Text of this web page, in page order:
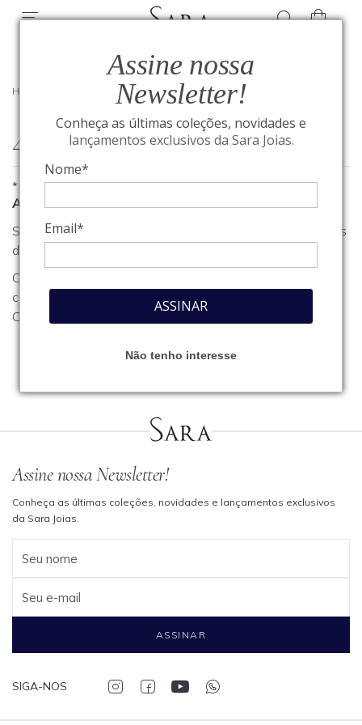
Assine nossa
Newsletter!
Conheça as últimas coleções, novidades e
lançamentos exclusivos da Sara Joias.
Nome*
Email*
ASSINAR
Não tenho interesse
HOME
404
*
A página que você procura não foi encontrada
Se você estava procurando algum produto, clique em um dos
departamentos ou seções no menu acima.
Caso necessite de outro tipo de informação, entre em
contato com o nosso atendimento através do nosso
Conosco
Assine nossa Newsletter!
Conheça as últimas coleções, novidades e lançamentos exclusivos
da Sara Joias.
Seu nome
Seu e-mail
ASSINAR
SIGA-NOS